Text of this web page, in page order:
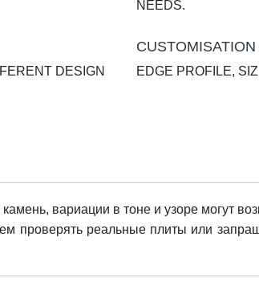
NEEDS.
DESIGN
EDGE PROFILE,
вариации в тоне и узоре могут
проверять реальные плиты или